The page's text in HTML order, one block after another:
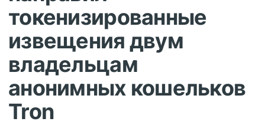
токенизированные
извещения двум
владельцам
анонимных кошельков
Tron